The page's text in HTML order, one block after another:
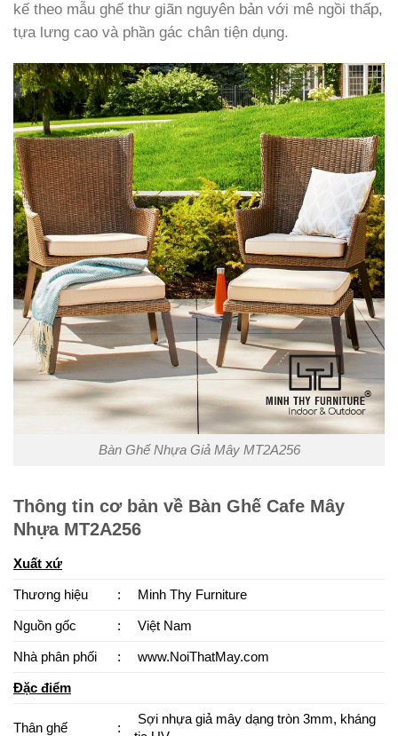
kế theo mẫu ghế thư giãn nguyên bản với mê ngồi thấp,
tựa lưng cao và phần gác chân tiện dụng.
Bàn Ghế Nhựa Giả Mây MT2A256
Thông tin cơ bản về Bàn Ghế Cafe Mây
Nhựa MT2A256
Xuất xứ
Thương hiệu : Minh Thy Furniture
Nguồn gốc : Việt Nam
Nhà phân phối : www.NoiThatMay.com
Đặc điểm
Thân ghế :
Sợi nhựa giả mây dạng tròn 3mm, kháng